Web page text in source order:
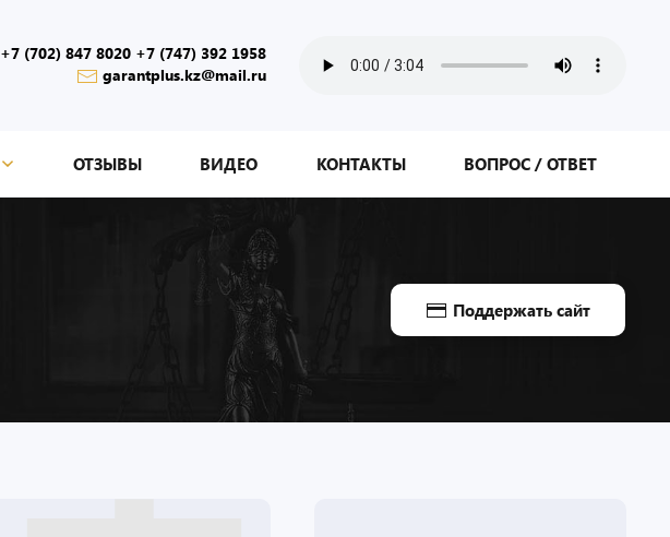
+7 (702) 847 8020 +7 (747) 392 1958
garantplus.kz@mail.ru
ОТЗЫВЫ ВИДЕО КОНТАКТЫ ВОПРОС / ОТВЕТ
Поддержать сайт